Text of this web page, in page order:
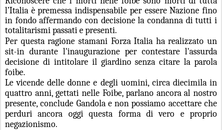
l’Italia è premessa indispensabile per essere Nazione fino
in fondo affermando con decisione la condanna di tutti i
totalitarismi passati e presenti.
Per questa ragione stamani Forza Italia ha realizzato un
sit-in durante l'inaugurazione per contestare l'assurda
decisione di intitolare il giardino senza citare la parola
foibe.
Le vicende delle donne e degli uomini, circa diecimila in
quattro anni, gettati nelle Foibe, parlano ancora al nostro
presente, conclude Gandola e non possiamo accettare che
perduri ancora oggi questa forma di vero e proprio
negazionismo.